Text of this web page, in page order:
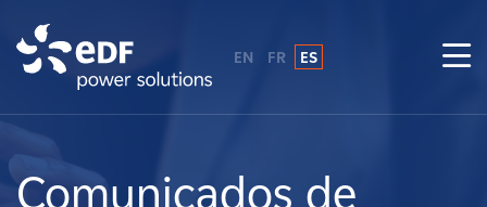
Sobre nosotros
EN FR ES
Comunicados de